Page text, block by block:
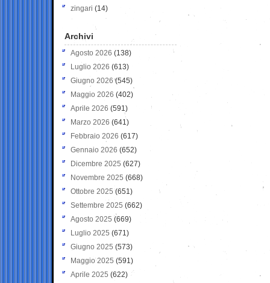
zingari (14)
Archivi
Agosto 2026 (138)
Luglio 2026 (613)
Giugno 2026 (545)
Maggio 2026 (402)
Aprile 2026 (591)
Marzo 2026 (641)
Febbraio 2026 (617)
Gennaio 2026 (652)
Dicembre 2025 (627)
Novembre 2025 (668)
Ottobre 2025 (651)
Settembre 2025 (662)
Agosto 2025 (669)
Luglio 2025 (671)
Giugno 2025 (573)
Maggio 2025 (591)
Aprile 2025 (622)